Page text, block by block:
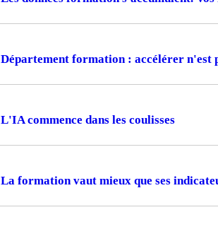
Département formation : accélérer n'est
L'IA commence dans les coulisses
La formation vaut mieux que ses